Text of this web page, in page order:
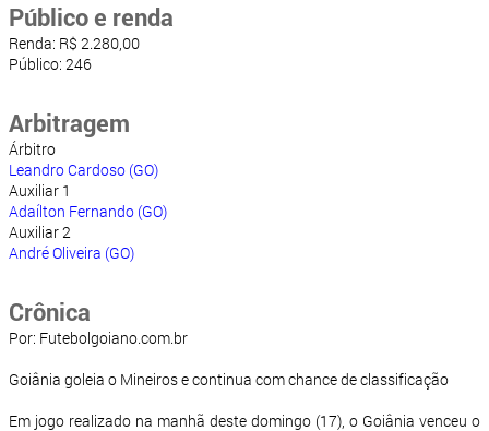
Público e renda
Renda: R$ 2.280,00
Público: 246
Arbitragem
Árbitro
Leandro Cardoso (GO)
Auxiliar 1
Adaílton Fernando (GO)
Auxiliar 2
André Oliveira (GO)
Crônica
Por: Futebolgoiano.com.br
Goiânia goleia o Mineiros e continua com chance de classificação
Em jogo realizado na manhã deste domingo (17), o Goiânia venceu o